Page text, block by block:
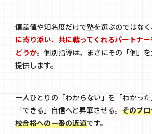
偏差値や知名度だけで塾を選ぶのではなく
に寄り添い、共に戦ってくれるパートナ
どうか。個別指導は、まさにその「個」
提供します。
一人ひとりの「わからない」を「わかっ
「できる」自信へと昇華させる。 そのプ
校合格への一番の近道です。